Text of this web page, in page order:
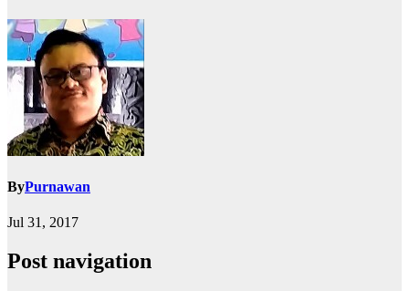
ByPurnawan
Jul 31, 2017
Post navigation